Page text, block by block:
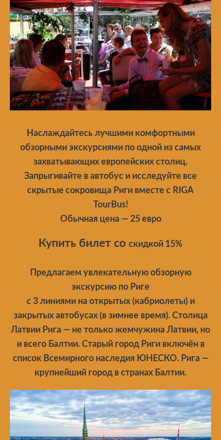
Наслаждайтесь лучшими комфортными
обзорными экскурсиями по одной из самых
захватывающих европейских столиц.
Запрыгивайте в автобус и исследуйте все
скрытые сокровища Риги вместе с RIGA
TourBus!
Обычная цена — 25 евро
Купить билет со скидкой 15%
Предлагаем увлекательную обзорную
экскурсию по Риге
с 3 линиями на открытых (кабриолеты) и
закрытых автобусах (в зимнее время). Столица
Латвии Рига — не только жемчужина Латвии, но
и всего Балтии. Старый город Риги включён в
список Всемирного наследия ЮНЕСКО. Рига —
крупнейший город в странах Балтии.